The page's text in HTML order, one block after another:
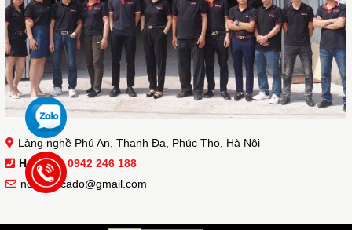
Làng nghề Phú An, Thanh Đa, Phúc Thọ, Hà Nội
Hotline :0942 246 188
noithatacado@gmail.com